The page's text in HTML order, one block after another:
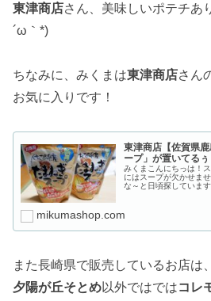
東津商店さん、美味しいポテチあ
´ω｀*)
ちなみに、みくまは東津商店さん
お気に入りです！
東津商店【佐賀県
ープ」が置いてるぅ
みくまこんにちっは！
にはスープが欠かせま
な～と日頃探していま
mikumashop.com
また長崎県で販売しているお店は
夕陽が丘そとめ以外ではではコレ